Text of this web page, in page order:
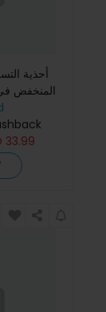
أحذية
المنخفض
33.99